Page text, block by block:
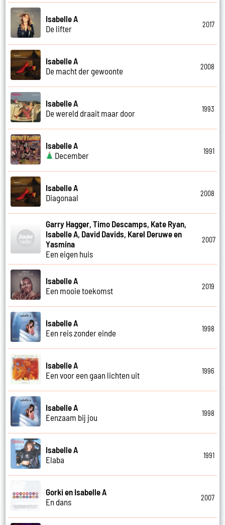
Isabelle A
De lifter
2017
Isabelle A
De macht der gewoonte
2008
Isabelle A
De wereld draait maar door
1993
Isabelle A
December
1991
Isabelle A
Diagonaal
2008
Garry Hagger, Timo Descamps, Kate Ryan,
Isabelle A, David Davids, Karel Deruwe en
Yasmina
Een eigen huis
2007
Isabelle A
Een mooie toekomst
2019
Isabelle A
Een reis zonder einde
1998
Isabelle A
Een voor een gaan lichten uit
1996
Isabelle A
Eenzaam bij jou
1998
Isabelle A
Elaba
1991
Gorki en Isabelle A
En dans
2007